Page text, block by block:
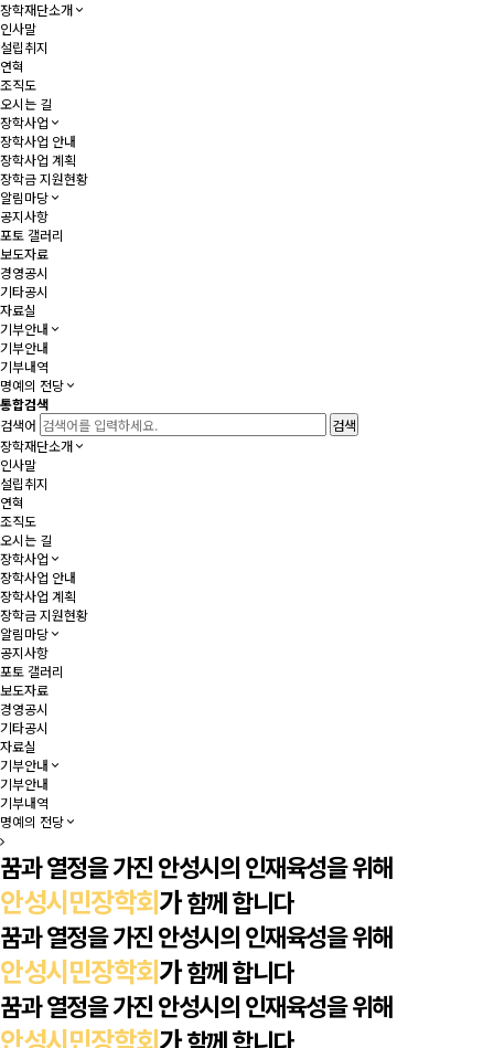
장학재단소개
인사말
설립취지
연혁
조직도
오시는 길
장학사업
장학사업 안내
장학사업 계획
장학금 지원현황
알림마당
공지사항
포토 갤러리
보도자료
경영공시
기타공시
자료실
기부안내
기부안내
기부내역
명예의 전당
통합검색
검색어
장학재단소개
인사말
설립취지
연혁
조직도
오시는 길
장학사업
장학사업 안내
장학사업 계획
장학금 지원현황
알림마당
공지사항
포토 갤러리
보도자료
경영공시
기타공시
자료실
기부안내
기부안내
기부내역
명예의 전당
꿈과 열정을 가진 안성시의 인재육성을 위해
안성시민장학회가함께 합니다
꿈과 열정을 가진 안성시의 인재육성을 위해
안성시민장학회가함께 합니다
꿈과 열정을 가진 안성시의 인재육성을 위해
안성시민장학회가함께 합니다